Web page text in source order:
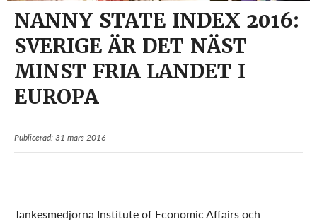
NANNY STATE INDEX 2016:
SVERIGE ÄR DET NÄST
MINST FRIA LANDET I
EUROPA
Publicerad: 31 mars 2016
Tankesmedjorna Institute of Economic Affairs och